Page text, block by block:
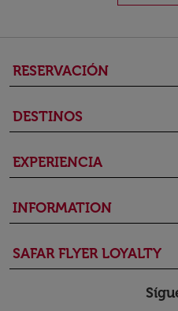
RESERVACIÓN
DESTINOS
EXPERIENCIA
INFORMATION
SAFAR FLYER LOYALTY